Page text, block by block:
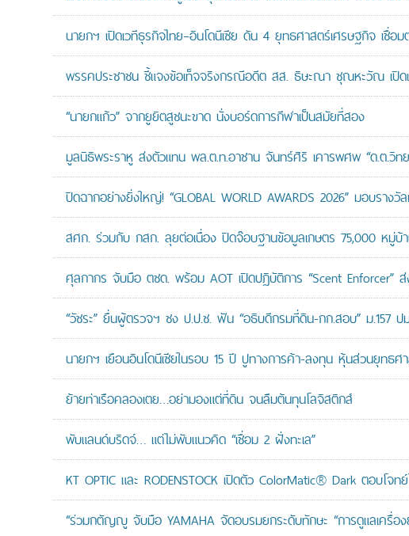
นายกฯ เปิดเวทีธุรกิจไทย–อินโดนีเซีย ดัน 4 ยุทธศาสตร์เศรษฐกิจ เชื่
พรรคประชาชน ชี้แจงข้อเท็จจริงกรณีอดีต สส. ธิษะณา ชุณหะวัณ เปิดเ
“นายกแก้ว” จากยูยิตสูชนะขาด นั่งบอร์ดการกีฬาเป็นสมัยที่สอง
มูลนิธิพระราหู ส่งตัวแทน พล.ต.ท.อาชาน จันทร์ศิริ เคารพศพ “ด.ต.วิท
ปิดฉากอย่างยิ่งใหญ่! “GLOBAL WORLD AWARDS 2026” มอบราง
สศก. ร่วมกับ กสก. ลุยต่อเนื่อง ปิดจ๊อบฐานข้อมูลเกษตร 75,000 หมู่
ศุลกากร จับมือ ตชด. พร้อม AOT เปิดปฏิบัติการ “Scent Enforcer”
“วัชระ” ยื่นผู้ตรวจฯ ชง ป.ป.ช. ฟัน “อธิบดีกรมที่ดิน-กก.สอบ” ม.157 ป
นายกฯ เยือนอินโดนีเซียในรอบ 15 ปี ปูทางการค้า-ลงทุน หุ้นส่วนยุทธศ
ย้ายท่าเรือคลองเตย…อย่ามองแต่ที่ดิน จนลืมต้นทุนโลจิสติกส์
พับแลนด์บริดจ์… แต่ไม่พับแนวคิด “เชื่อม 2 ฝั่งทะเล”
KT OPTIC และ RODENSTOCK เปิดตัว ColorMatic® Dark ตอบโจ
“ร่วมกตัญญู จับมือ YAMAHA จัดอบรมยกระดับทักษะ “การดูแลเครื่อ